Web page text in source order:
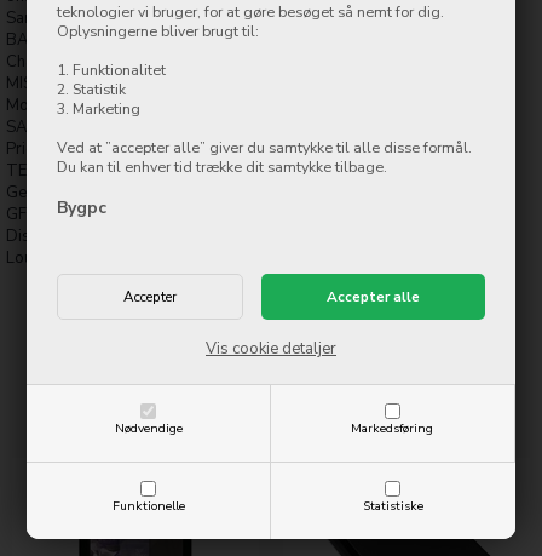
teknologier vi bruger, for at gøre besøget så nemt for dig.
Oplysningerne bliver brugt til:
1. Funktionalitet
2. Statistik
3. Marketing
Ved at ”accepter alle” giver du samtykke til alle disse formål.
Du kan til enhver tid trække dit samtykke tilbage.
Bygpc
Nødvendige Markedsføring
Funktionelle Statistiske
Vis cookie detaljer
Samsung DeX
BATTERY Type Li-Po 10090 mAh, non-removable
Charging Fast charging 45W, 100% in 190 min (advertised)
MISC Colors Mystic Black, Mystic Silver, Mystic Green, Mystic Pink
Models SM-T730, SM-T733, SM-T736B
SAR EU 1.15 W/kg (body)
Price About 650 EUR
TESTS Performance AnTuTu: 292530 (v8), 355430 (v9)
GeekBench: 1904 (v5.1)
GFXBench: 9.7fps (ES 3.1 onscreen)
Display Contrast ratio: 1886:1 (nominal)
Loudspeaker -27.2 LUFS (Good)
Relaterede varer